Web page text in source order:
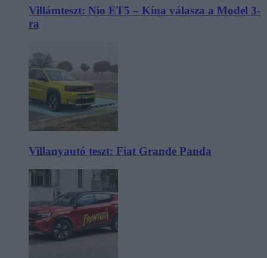
Villámteszt: Nio ET5 – Kína válasza a Model 3-
ra
Villanyautó teszt: Fiat Grande Panda